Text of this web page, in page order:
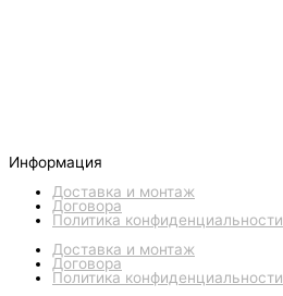
Информация
Доставка и монтаж
Договора
Политика конфиденциальности
Доставка и монтаж
Договора
Политика конфиденциальности